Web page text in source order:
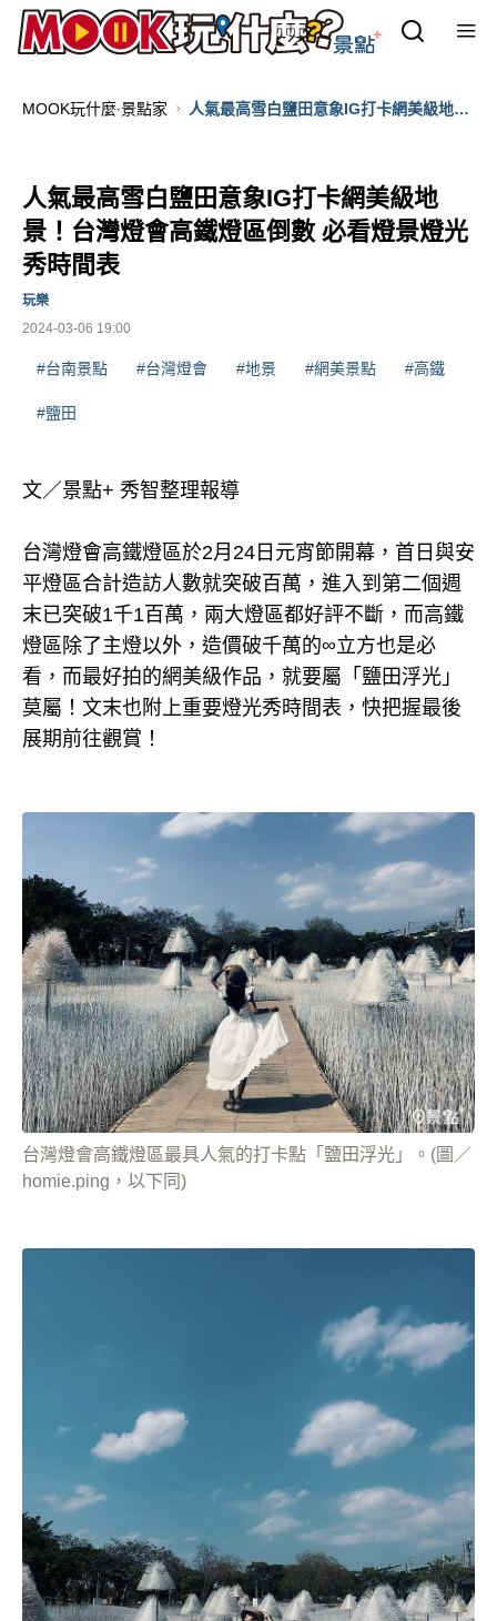
MOOK玩什麼‧景點家
人氣最高雪白鹽田意象IG打卡網美級地
人氣最高雪白鹽田意象IG打卡網美級地
景！台灣燈會高鐵燈區倒數 必看燈景燈光
秀時間表
2024-03-06 19:00
玩樂
#台南景點 #台灣燈會 #地景 #網美景點 #高鐵
#鹽田
文／景點+ 秀智整理報導
台灣燈會高鐵燈區於2月24日元宵節開幕，首日與安
平燈區合計造訪人數就突破百萬，進入到第二個週
末已突破1千1百萬，兩大燈區都好評不斷，而高鐵
燈區除了主燈以外，造價破千萬的∞立方也是必
看，而最好拍的網美級作品，就要屬「鹽田浮光」
莫屬！文末也附上重要燈光秀時間表，快把握最後
展期前往觀賞！
台灣燈會高鐵燈區最具人氣的打卡點「鹽田浮光」。(圖／
homie.ping，以下同)